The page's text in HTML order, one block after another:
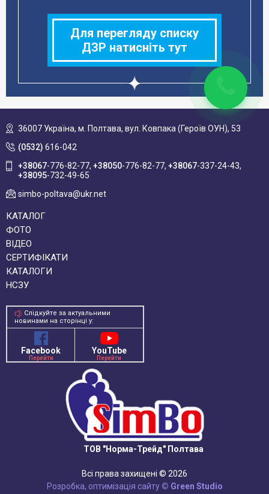
Для перегляду списку
ДЗР натисніть тут
36007 Україна, м. Полтава, вул. Ковпака (Героїв ОУН), 53
(0532) 616-042
+38067-776-82-77 +38050-776-82-77 +38067-337-24-43
+38095-732-49-65
simbo-poltava@ukr.net
КАТАЛОГ
ФОТО
ВІДЕО
СЕРТИФІКАТИ
КАТАЛОГИ
НСЗУ
Слідкуйте за актуальними
новинами на сторінці у:
Facebook
Перейти
YouTube
Перейти
ТОВ "Норма-Трейд" Полтава
Всі права захищені © 2026
Розробка, оптимізація сайту © Green Studio